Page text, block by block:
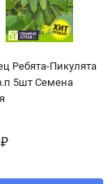
Ребята-Пикулята
5шт Семена
₽